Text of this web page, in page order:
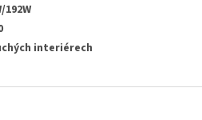
192W
interiérech